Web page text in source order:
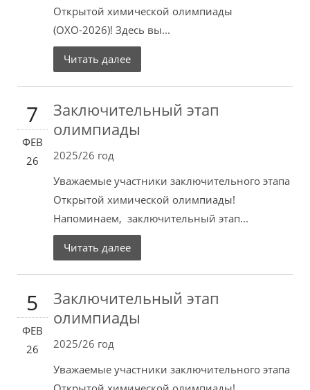
Открытой химической олимпиады
(ОХО-2026)! Здесь вы...
Читать далее
7
ФЕВ
26
Заключительный этап
олимпиады
2025/26 год
Уважаемые участники заключительного этапа
Открытой химической олимпиады!
Напоминаем, заключительный этап...
Читать далее
5
ФЕВ
26
Заключительный этап
олимпиады
2025/26 год
Уважаемые участники заключительного этапа